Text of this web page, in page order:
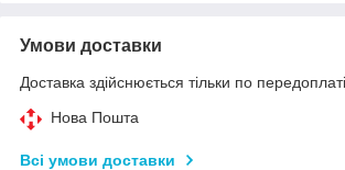
Умови доставки
Доставка здійснюється тільки по передоплаті.
Нова Пошта
Всі умови доставки